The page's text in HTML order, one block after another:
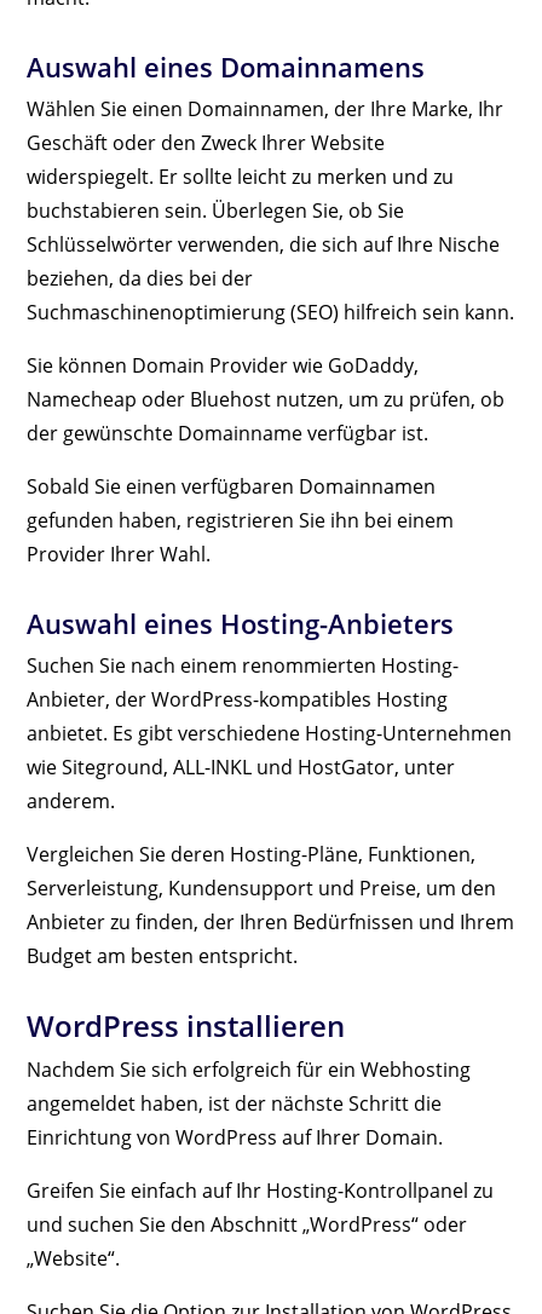
Auswahl eines Domainnamens
Wählen Sie einen Domainnamen, der Ihre Marke, Ihr
Geschäft oder den Zweck Ihrer Website
widerspiegelt. Er sollte leicht zu merken und zu
buchstabieren sein. Überlegen Sie, ob Sie
Schlüsselwörter verwenden, die sich auf Ihre Nische
beziehen, da dies bei der
Suchmaschinenoptimierung (SEO) hilfreich sein kann.
Sie können Domain Provider wie GoDaddy,
Namecheap oder Bluehost nutzen, um zu prüfen, ob
der gewünschte Domainname verfügbar ist.
Sobald Sie einen verfügbaren Domainnamen
gefunden haben, registrieren Sie ihn bei einem
Provider Ihrer Wahl.
Auswahl eines Hosting-Anbieters
Suchen Sie nach einem renommierten Hosting-
Anbieter, der WordPress-kompatibles Hosting
anbietet. Es gibt verschiedene Hosting-Unternehmen
wie Siteground, ALL-INKL und HostGator, unter
anderem.
Vergleichen Sie deren Hosting-Pläne, Funktionen,
Serverleistung, Kundensupport und Preise, um den
Anbieter zu finden, der Ihren Bedürfnissen und Ihrem
Budget am besten entspricht.
WordPress installieren
Nachdem Sie sich erfolgreich für ein Webhosting
angemeldet haben, ist der nächste Schritt die
Einrichtung von WordPress auf Ihrer Domain.
Greifen Sie einfach auf Ihr Hosting-Kontrollpanel zu
und suchen Sie den Abschnitt „WordPress“ oder
„Website“.